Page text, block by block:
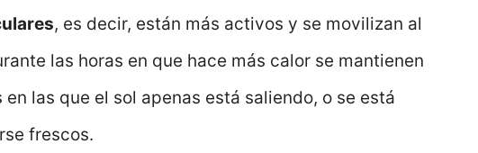
, es decir, están más activos y se movilizan al
las horas en que hace más calor se mantienen
las que el sol apenas está saliendo, o se está
frescos.